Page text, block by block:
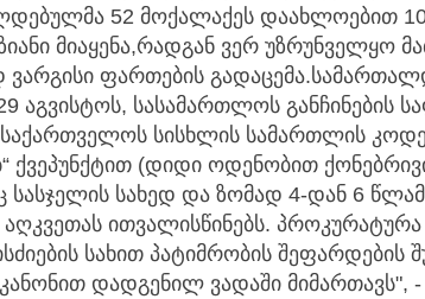
52 მოქალაქეს დაახლოებით
მიაყენა,რადგან ვერ უზრუნველყო
ფართების გადაცემა.
აგვისტოს, სასამართლოს განჩინების
სისხლის სამართლის
ქვეპუნქტით (დიდი ოდენობით
სასჯელის სახედ და ზომად 4-დან 6
ითვალისწინებს.
სახით პატიმრობის
დადგენილ ვადაში მიმართავს", -